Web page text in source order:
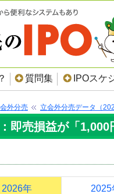
質問集 IPOスケ
外分売 立会外分売データ（
即売損益が「
2026年 2025